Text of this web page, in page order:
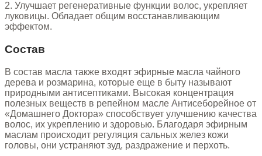
2. Улучшает регенеративные функции волос, укрепляет
луковицы. Обладает общим восстанавливающим
эффектом.
Состав
В состав масла также входят эфирные масла чайного
дерева и розмарина, которые еще в быту называют
природными антисептиками. Высокая концентрация
полезных веществ в репейном масле Антисеборейное от
«Домашнего Доктора» способствует улучшению качества
волос, их укреплению и здоровью. Благодаря эфирным
маслам происходит регуляция сальных желез кожи
головы, они устраняют зуд, раздражение и перхоть.